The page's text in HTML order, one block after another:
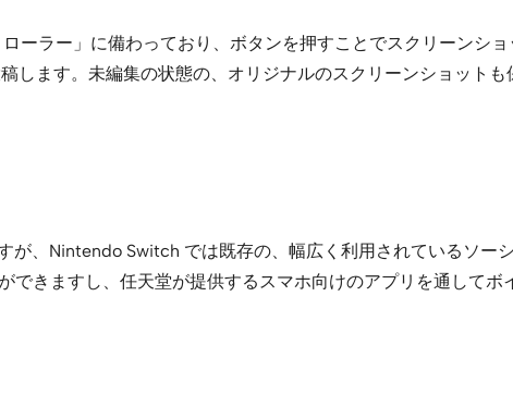
ラー」に備わっており、ボタンを押すことでスクリーンシ
します。未編集の状態の、オリジナルのスクリーンショット
、Nintendo Switch では既存の、幅広く利用されているソー
きますし、任天堂が提供するスマホ向けのアプリを通してボ